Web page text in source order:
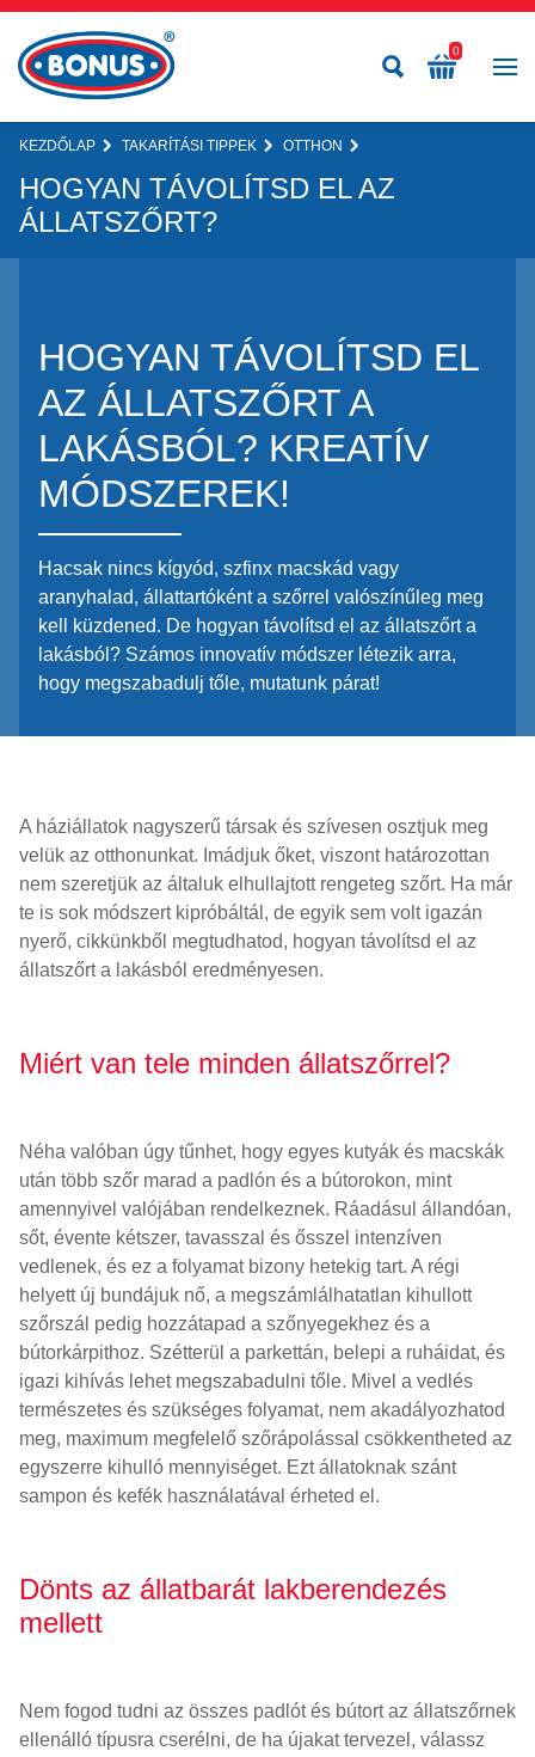
0
KEZDŐLAP TAKARÍTÁSI TIPPEK OTTHON
HOGYAN TÁVOLÍTSD EL AZ
ÁLLATSZŐRT?
HOGYAN TÁVOLÍTSD EL
AZ ÁLLATSZŐRT A
LAKÁSBÓL? KREATÍV
MÓDSZEREK!
Hacsak nincs kígyód, szfinx macskád vagy
aranyhalad, állattartóként a szőrrel valószínűleg meg
kell küzdened. De hogyan távolítsd el az állatszőrt a
lakásból? Számos innovatív módszer létezik arra,
hogy megszabadulj tőle, mutatunk párat!
A háziállatok nagyszerű társak és szívesen osztjuk meg
velük az otthonunkat. Imádjuk őket, viszont határozottan
nem szeretjük az általuk elhullajtott rengeteg szőrt. Ha már
te is sok módszert kipróbáltál, de egyik sem volt igazán
nyerő, cikkünkből megtudhatod, hogyan távolítsd el az
állatszőrt a lakásból eredményesen.
Miért van tele minden állatszőrrel?
Néha valóban úgy tűnhet, hogy egyes kutyák és macskák
után több szőr marad a padlón és a bútorokon, mint
amennyivel valójában rendelkeznek. Ráadásul állandóan,
sőt, évente kétszer, tavasszal és ősszel intenzíven
vedlenek, és ez a folyamat bizony hetekig tart. A régi
helyett új bundájuk nő, a megszámlálhatatlan kihullott
szőrszál pedig hozzátapad a szőnyegekhez és a
bútorkárpithoz. Szétterül a parkettán, belepi a ruháidat, és
igazi kihívás lehet megszabadulni tőle. Mivel a vedlés
természetes és szükséges folyamat, nem akadályozhatod
meg, maximum megfelelő szőrápolással csökkentheted az
egyszerre kihulló mennyiséget. Ezt állatoknak szánt
sampon és kefék használatával érheted el.
Dönts az állatbarát lakberendezés
mellett
Nem fogod tudni az összes padlót és bútort az állatszőrnek
ellenálló típusra cserélni, de ha újakat tervezel, válassz